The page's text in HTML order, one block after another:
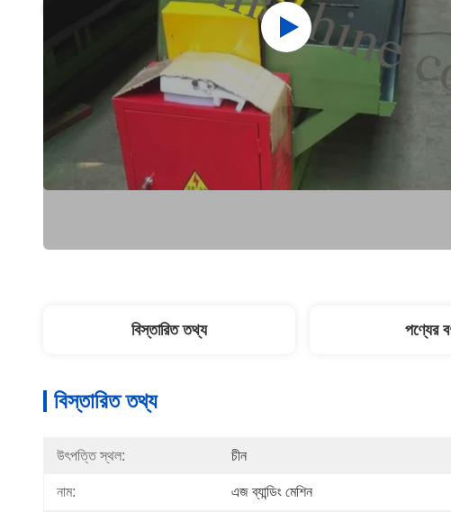
বিস্তারিত তথ্য পণ্যের
বিস্তারিত তথ্য
উৎপত্তি স্থল: চীন
নাম: এজ ব্যান্ডিং মেশিন